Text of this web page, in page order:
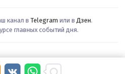
канал в Telegram или в Дзен.
главных событий дня.